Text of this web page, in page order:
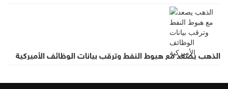
الذهب يصعد مع هبوط النفط وترقب بيانات الوظائف الأميركية